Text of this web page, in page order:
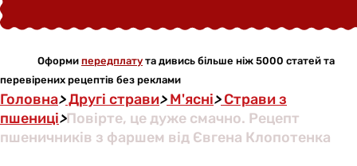
Оформи передплату та дивись більше ніж 5000 статей та
перевірених рецептів без реклами
Головна>Другі страви>М'ясні>Страви з
пшениці>Повірте, це дуже смачно. Рецепт
пшеничників з фаршем від Євгена Клопотенка